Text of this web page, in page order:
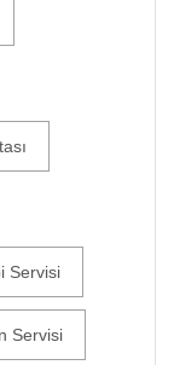
Servisi
Servisi